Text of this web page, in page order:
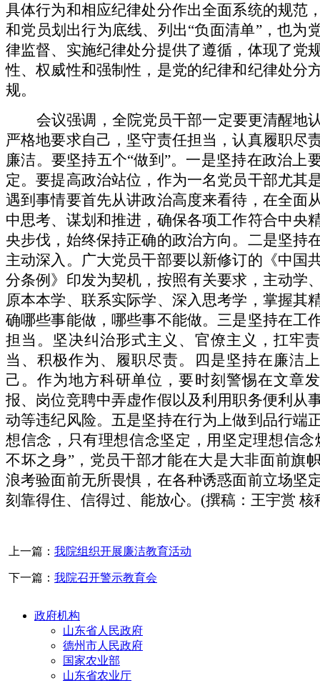
具体行为和相应纪律处分作出全面系统的规范
和党员划出行为底线、列出“负面清单”，也为
律监督、实施纪律处分提供了遵循，体现了党
性、权威性和强制性，是党的纪律和纪律处分
规。
会议强调，全院党员干部一定要更清醒地
严格地要求自己，坚守责任担当，认真履职尽
廉洁。要坚持五个“做到”。一是坚持在政治上
定。要提高政治站位，作为一名党员干部尤其
遇到事情要首先从讲政治高度来看待，在全面
中思考、谋划和推进，确保各项工作符合中央
央步伐，始终保持正确的政治方向。二是坚持
主动深入。广大党员干部要以新修订的《中国
分条例 》印发为契机，按照有关要求，主动学
原本本学、联系实际学、深入思考学，掌握其
确哪些事能做，哪些事不能做。三是坚持在工
担当。坚决纠治形式主义、官僚主义，扛牢
当、积极作为、履职尽责。四是坚持在廉洁
己。作为地方科研单位，要时刻警惕在文章
报、岗位竞聘中弄虚作假以及利用职务便利从
动等违纪风险。五是坚持在行为上做到品行端
想信念，只有理想信念坚定，用坚定理想信念
不坏之身”，党员干部才能在大是大非面前旗
浪考验面前无所畏惧，在各种诱惑面前立场坚
刻靠得住、信得过、能放心。(撰稿：王宇赏 核
上一篇： 我院组织开展廉洁教育活动
下一篇： 我院召开警示教育会
政府机构
山东省人民政府
德州市人民政府
国家农业部
山东省农业厅